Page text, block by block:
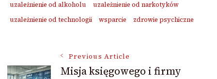
uzależnienie od alkoholu
uzależnienie od narkotyków
uzależnienie od technologii
wsparcie zdrowie psychiczne
Post
Previous Article
Misja księgowego i firmy